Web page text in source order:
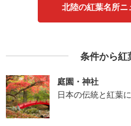
北陸の紅葉名所
条件から紅
庭園・神社
日本の伝統と紅葉